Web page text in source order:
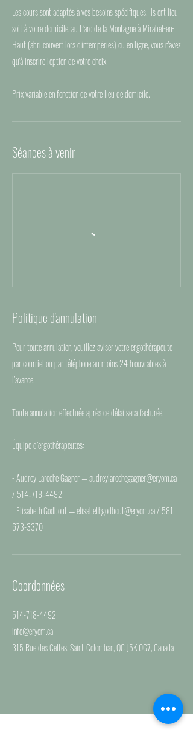
Les cours sont adaptés à vos besoins spécifiques. Ils ont lieu
soit à votre domicile, au Parc de la Montagne à Mirabel-en-
Haut (abri couvert lors d'intempéries) ou en ligne, vous n'avez
qu'à inscrire l'option de votre choix.
Prix variable en fonction de votre lieu de domicile.
Séances à venir
Politique d'annulation
Pour toute annulation, veuillez aviser votre ergothérapeute
par courriel ou par téléphone au moins 24 h ouvrables à
l’avance.
Toute annulation effectuée après ce délai sera facturée.
Équipe d’ergothérapeutes:
- Audrey Laroche Gagner — audreylarochegagner@eryom.ca
/ 514‑718‑4492
- Elisabeth Godbout — elisabethgodbout@eryom.ca / 581-
Coordonnées
514-718-4492
info@eryom.ca
315 Rue des Celtes, Saint-Colomban, QC J5K 0G7, Canada